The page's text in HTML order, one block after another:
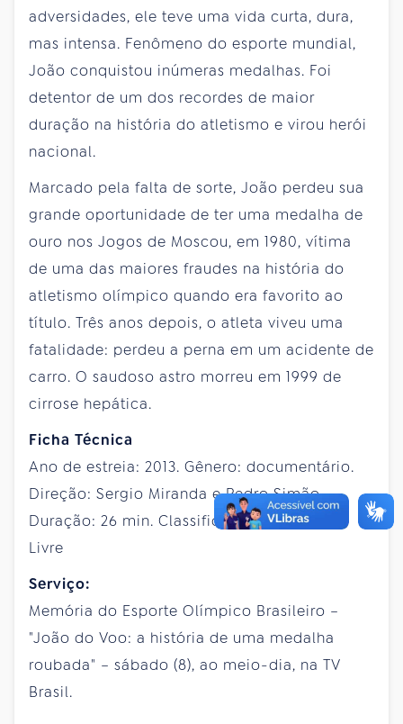
adversidades, ele teve uma vida curta, dura,
mas intensa. Fenômeno do esporte mundial,
João conquistou inúmeras medalhas. Foi
detentor de um dos recordes de maior
duração na história do atletismo e virou herói
nacional.
Marcado pela falta de sorte, João perdeu sua
grande oportunidade de ter uma medalha de
ouro nos Jogos de Moscou, em 1980, vítima
de uma das maiores fraudes na história do
atletismo olímpico quando era favorito ao
título. Três anos depois, o atleta viveu uma
fatalidade: perdeu a perna em um acidente de
carro. O saudoso astro morreu em 1999 de
cirrose hepática.
Ficha Técnica
Ano de estreia: 2013. Gênero: documentário.
Direção: Sergio Miranda e Pedro Simão.
Duração: 26 min. Classificação indicativa:
Livre
Serviço:
Memória do Esporte Olímpico Brasileiro –
"João do Voo: a história de uma medalha
roubada" – sábado (8), ao meio-dia, na TV
Brasil.